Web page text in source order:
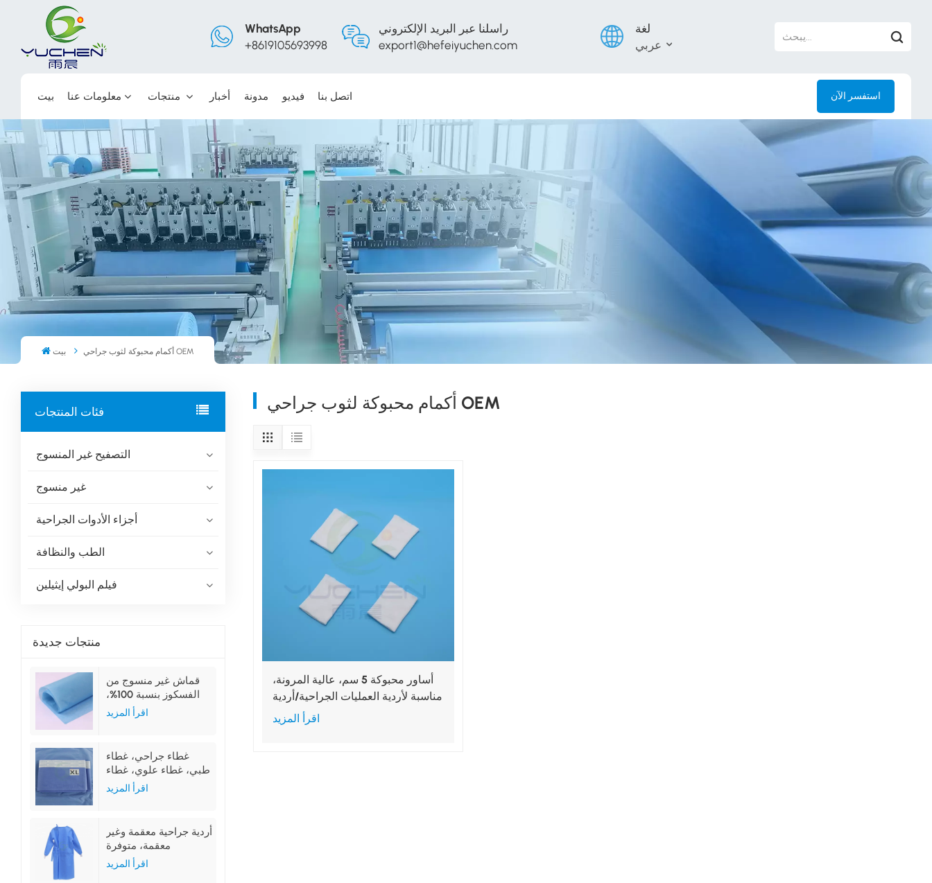
WhatsApp
+8619105693998
راسلنا عبر البريد الإلكتروني
export1@hefeiyuchen.com
لغة
عربي
عربي
بيت معلومات عنا أخبار مدونة فيديو اتصل بنا استفسر الآن
بيت أكمام محبوكة لثوب جراحي OEM
فئات المنتجات
التصفيح غير المنسوج
غير منسوج
أجزاء الأدوات الجراحية
الطب والنظافة
فيلم البولي إيثيلين
منتجات جديدة
قماش غير منسوج من
الفسكوز بنسبة 100%،
لون أزرق، للاستخدام
الطبي
اقرأ المزيد
غطاء جراحي، غطاء
طبي، غطاء علوي، غطاء
سفلي، غطاء جانبي
اقرأ المزيد
أردية جراحية معقمة وغير
معقمة، متوفرة
بمقاسات ML و XL و
XXL
اقرأ المزيد
أكمام محبوكة لثوب جراحي OEM
أساور محبوكة 5 سم، عالية المرونة،
مناسبة لأردية العمليات الجراحية/أردية
العزل
اقرأ المزيد